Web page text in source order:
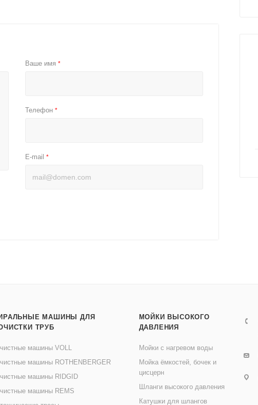
Ваше имя*
Телефон*
E-mail*
МАШИНЫ ДЛЯ
ТРУБ
машины VOLL
машины ROTHENBERGER
машины RIDGID
машины REMS
МОЙКИ ВЫСОКОГО
ДАВЛЕНИЯ
Мойки с нагревом воды
Мойка ёмкостей, бочек и
цисцерн
Шланги высокого давления
Катушки для шлангов